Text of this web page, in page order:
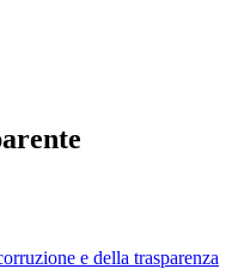
e della trasparenza